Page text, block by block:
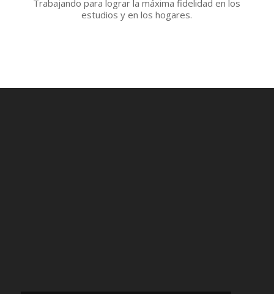
Trabajando para lograr la máxima fidelidad en los
estudios y en los hogares.